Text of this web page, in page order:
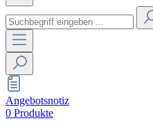
Angebotsnotiz
0 Produkte